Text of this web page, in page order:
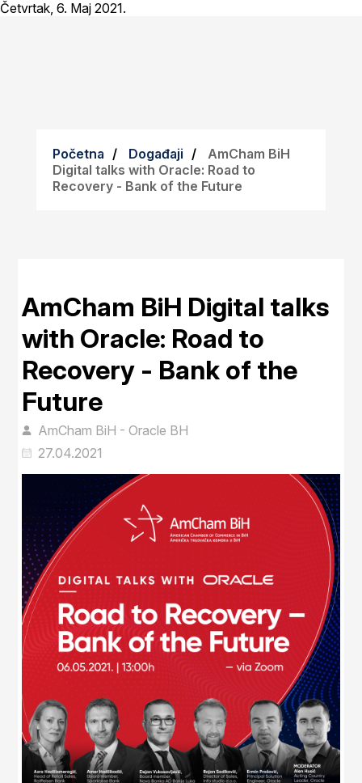
Četvrtak, 6. Maj 2021.
Početna Događaji
AmCham BiH
Digital talks with Oracle: Road to
Recovery - Bank of the Future
AmCham BiH Digital talks
with Oracle: Road to
Recovery - Bank of the
Future
AmCham BiH - Oracle BH
27.04.2021